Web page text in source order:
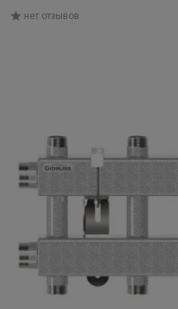
нет отзывов